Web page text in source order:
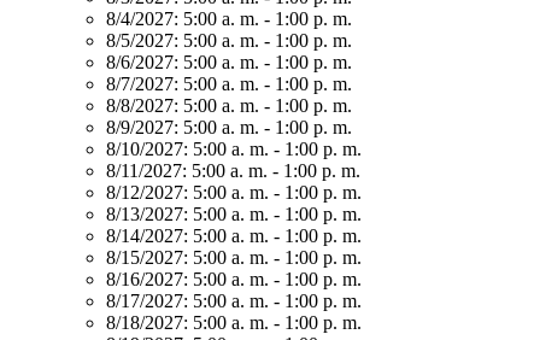
8/4/2027: 5:00 a. m. - 1:00 p. m.
8/5/2027: 5:00 a. m. - 1:00 p. m.
8/6/2027: 5:00 a. m. - 1:00 p. m.
8/7/2027: 5:00 a. m. - 1:00 p. m.
8/8/2027: 5:00 a. m. - 1:00 p. m.
8/9/2027: 5:00 a. m. - 1:00 p. m.
8/10/2027: 5:00 a. m. - 1:00 p. m.
8/11/2027: 5:00 a. m. - 1:00 p. m.
8/12/2027: 5:00 a. m. - 1:00 p. m.
8/13/2027: 5:00 a. m. - 1:00 p. m.
8/14/2027: 5:00 a. m. - 1:00 p. m.
8/15/2027: 5:00 a. m. - 1:00 p. m.
8/16/2027: 5:00 a. m. - 1:00 p. m.
8/17/2027: 5:00 a. m. - 1:00 p. m.
8/18/2027: 5:00 a. m. - 1:00 p. m.